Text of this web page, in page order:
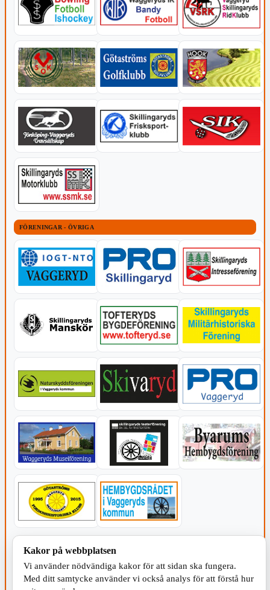
FÖRENINGAR - ÖVRIGA
Kakor på webbplatsen
Vi använder nödvändiga kakor för att sidan ska fungera.
Med ditt samtycke använder vi också analys för att förstå hur